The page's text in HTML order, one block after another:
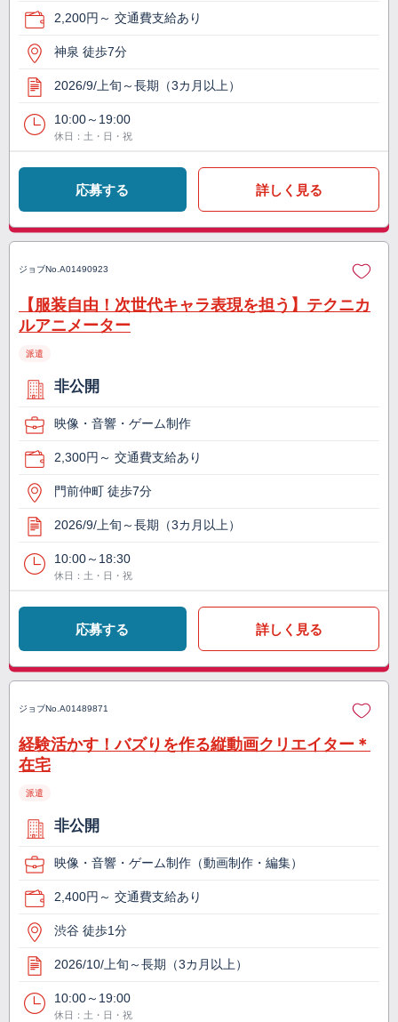
2,200円～ 交通費支給あり
神泉 徒歩7分
2026/9/上旬～長期（3カ月以上）
10:00～19:00
休日：土・日・祝
応募する 詳しく見る
ジョブNo. A01490923
【服装自由！次世代キャラ表現を担う】テクニカ
ルアニメーター
派遣
非公開
映像・音響・ゲーム制作
2,300円～ 交通費支給あり
門前仲町 徒歩7分
2026/9/上旬～長期（3カ月以上）
10:00～18:30
休日：土・日・祝
応募する 詳しく見る
ジョブNo. A01489871
経験活かす！バズりを作る縦動画クリエイター＊
在宅
派遣
非公開
映像・音響・ゲーム制作（動画制作・編集）
2,400円～ 交通費支給あり
渋谷 徒歩1分
2026/10/上旬～長期（3カ月以上）
10:00～19:00
休日：土・日・祝